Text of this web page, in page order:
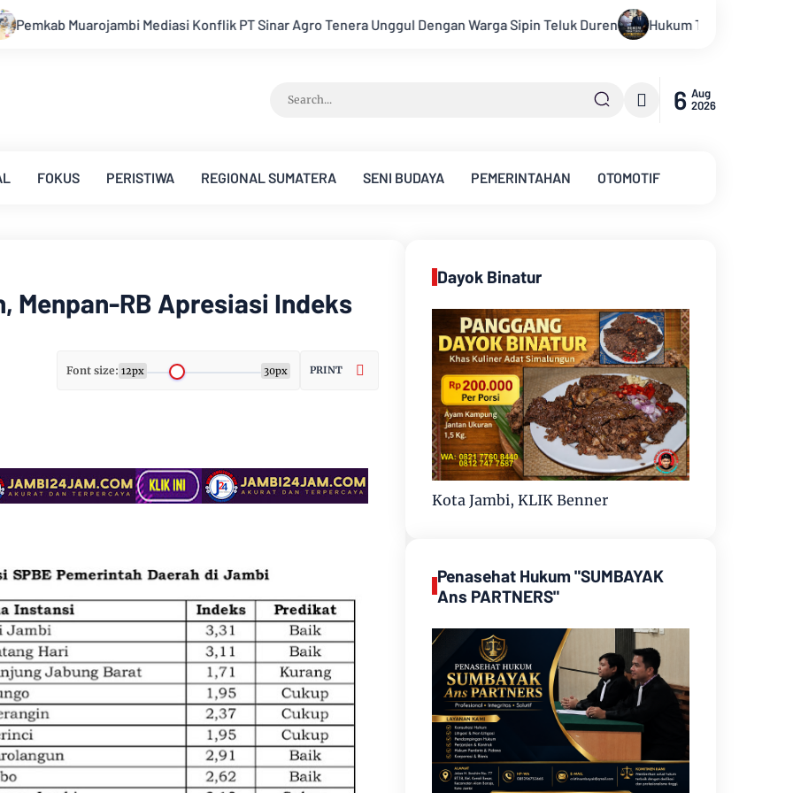
Konflik PT Sinar Agro Tenera Unggul Dengan Warga Sipin Teluk Duren Hukum Tidak Tunduk pada Persepsi: Kritik
6 Aug
2026
FOKUS PERISTIWA REGIONAL SUMATERA SENI BUDAYA PEMERINTAHAN OTOMOTIF
Menpan-RB Apresiasi Indeks
Font size: 12px 30px PRINT
Dayok Binatur
Kota Jambi, KLIK Benner
Penasehat Hukum "SUMBAYAK
Ans PARTNERS"